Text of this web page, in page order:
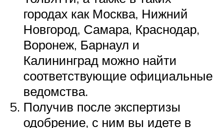
городах как Москва, Нижний
Новгород, Самара, Краснодар,
Воронеж, Барнаул и
Калининград можно найти
соответствующие официальные
ведомства.
Получив после экспертизы
одобрение, с ним вы идете в